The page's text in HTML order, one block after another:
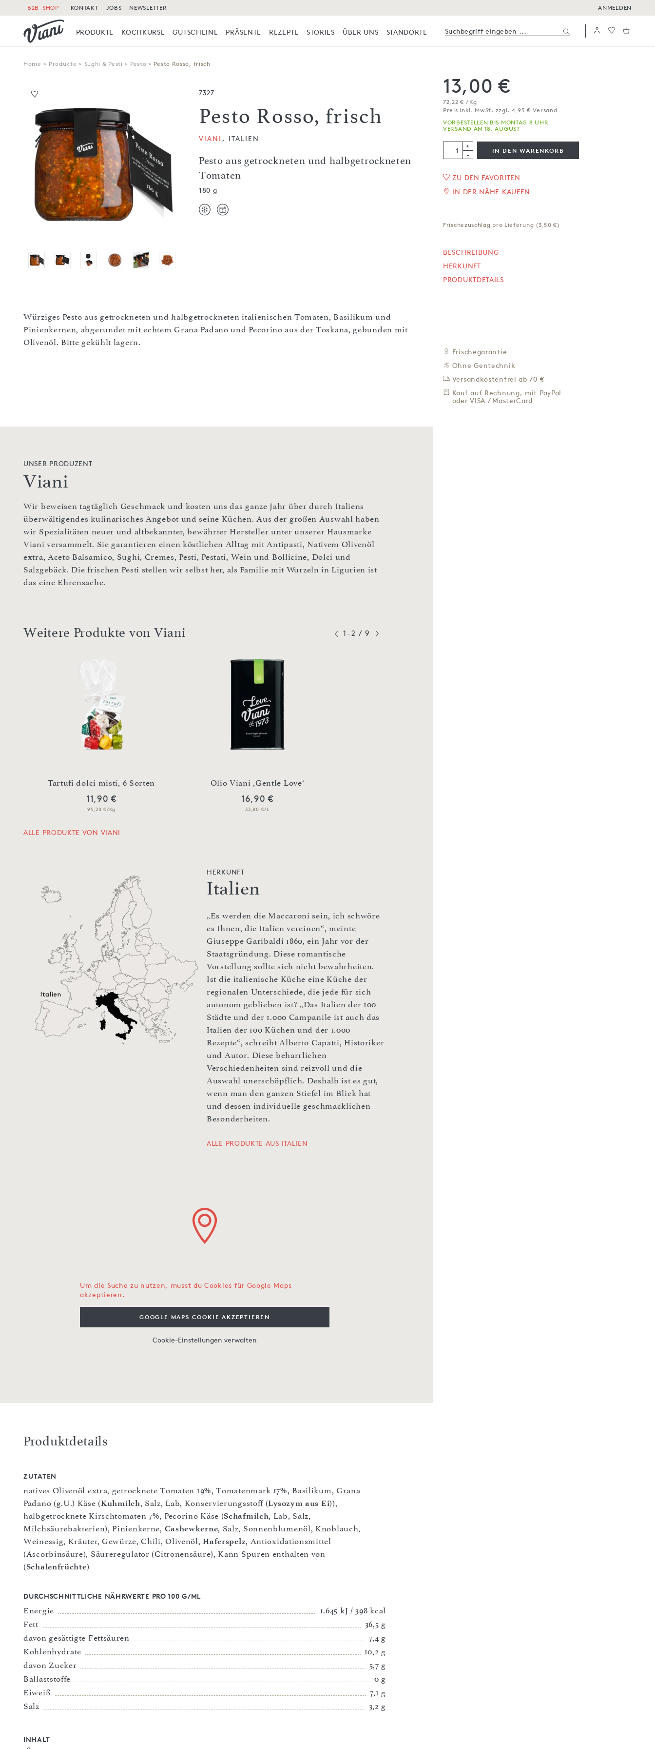
B2B-SHOP KONTAKT JOBS NEWSLETTER ANMELDEN
PRODUKTE KOCHKURSE GUTSCHEINE PRÄSENTE REZEPTE STORIES ÜBER UNS STANDORTE
Home > Produkte > Sughi & Pesti > Pesto > Pesto Rosso, frisch
13,00 €
72,22 € / Kg
Preis inkl. MwSt. zzgl. 4,95 € Versand
BESCHREIBUNG
7327
Pesto Rosso, frisch
Pesto aus getrockneten und halbgetrockneten
Tomaten
VIANI , ITALIEN
180 g
VORBESTELLEN BIS MONTAG 8 UHR,
VERSAND AM 18. AUGUST
13,00 €
72,22 € / Kg
Preis inkl. MwSt. zzgl. 4,95 € Versand
+
-
IN DEN WARENKORB
ZU DEN FAVORITEN
IN DER NÄHE KAUFEN
Frischezuschlag pro Lieferung (3,50 €)
BESCHREIBUNG
HERKUNFT
PRODUKTDETAILS
Frischegarantie
Ohne Gentechnik
Versandkostenfrei ab 70 €
Kauf auf Rechnung, mit PayPal
oder VISA / MasterCard
Würziges Pesto aus getrockneten und halbgetrockneten italieni­schen Tomaten, Basilikum und
Pinienkernen, abgerundet mit echtem ­Grana Padano und Pecorino aus der Toskana, gebunden mit
Olivenöl. Bitte gekühlt lagern.
UNSER PRODUZENT
Viani
Wir beweisen tagtäglich Geschmack und kosten uns das ganze Jahr über durch Italiens
überwältigendes kulinarisches Angebot und seine Küchen. Aus der großen Auswahl haben
wir Spezialitäten neuer und altbekannter, bewährter Hersteller unter unserer Hausmarke
Viani versammelt. Sie garantieren einen köstlichen Alltag mit Antipasti, Nativem Olivenöl
extra, Aceto Balsamico, Sughi, Cremes, Pesti, Pestati, Wein und Bollicine, Dolci und
Salzgebäck. Die frischen Pesti stellen wir selbst her, als Familie mit Wurzeln in Ligurien ist
das eine Ehrensache.
Weitere Produkte von Viani
Tartufi dolci misti, 6 Sorten
11,90 €
95,20 €/Kg
Olio Viani ,Gentle Love‘
16,90 €
33,80 €/L
1-2 / 9
ALLE PRODUKTE VON VIANI
HERKUNFT
Italien
„Es werden die Maccaroni sein, ich schwöre
es Ihnen, die Italien vereinen“, meinte
Giuseppe Garibaldi 1860, ein Jahr vor der
Staatsgründung. Diese romantische
Vorstellung sollte sich nicht bewahrheiten.
Ist die italienische Küche eine Küche der
regionalen Unterschiede, die jede für sich
autonom geblieben ist? „Das Italien der 100
Städte und der 1.000 Campanile ist auch das
Italien der 100 Küchen und der 1.000
Rezepte“, schreibt Alberto Capatti, Historiker
und Autor. Diese beharrlichen
Verschiedenheiten sind reizvoll und die
Auswahl unerschöpflich. Deshalb ist es gut,
wenn man den ganzen Stiefel im Blick hat
und dessen individuelle geschmacklichen
Besonderheiten.
ALLE PRODUKTE AUS ITALIEN
Um die Suche zu nutzen, musst du Cookies für Google Maps
akzeptieren.
GOOGLE MAPS COOKIE AKZEPTIEREN
Cookie-Einstellungen verwalten
Produktdetails
ZUTATEN
natives Olivenöl extra, getrocknete Tomaten 19%, Tomatenmark 17%, Basilikum, Grana
Padano (g.U.) Käse (Kuhmilch, Salz, Lab, Konservierungsstoff (Lysozym aus Ei)),
halbgetrocknete Kirschtomaten 7%, Pecorino Käse (Schafmilch, Lab, Salz,
Milchsäurebakterien), Pinienkerne, Cashewkerne, Salz, Sonnenblumenöl, Knoblauch,
Weinessig, Kräuter, Gewürze, Chili, Olivenöl,Haferspelz, Antioxidationsmittel
(Ascorbinsäure), Säureregulator (Citronensäure), Kann Spuren enthalten von
(Schalenfrüchte)
DURCHSCHNITTLICHE NÄHRWERTE PRO 100 G/ML
Energie
1.645 kJ / 398 kcal
Fett
36,5 g
davon gesättigte Fettsäuren
7,4 g
Kohlenhydrate
10,2 g
davon Zucker
5,7 g
Ballaststoffe
0 g
Eiweiß
7,1 g
Salz
3,2 g
INHALT